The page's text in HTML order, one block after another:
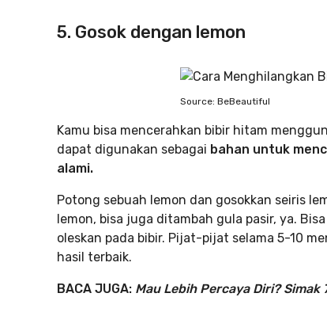
5. Gosok dengan lemon
Source: BeBeautiful
Kamu bisa mencerahkan bibir hitam
dapat digunakan sebagai bahan untuk
alami.
Potong sebuah lemon dan gosokkan seiris
lemon, bisa juga ditambah gula pasir, ya.
oleskan pada bibir. Pijat-pijat selama 5-10
hasil terbaik.
BACA JUGA: Mau Lebih Percaya Diri?